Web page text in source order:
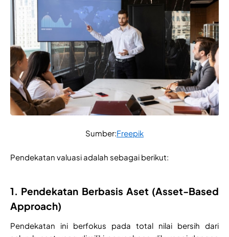
Sumber:Freepik
Pendekatan valuasi adalah sebagai berikut:
1. Pendekatan Berbasis Aset (Asset-Based
Approach)
Pendekatan ini berfokus pada total nilai bersih dari